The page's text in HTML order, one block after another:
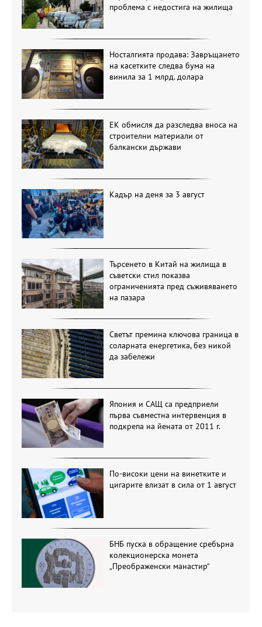
проблема с недостига на жилища
Носталгията продава: Завръщането
на касетките следва бума на
винила за 1 млрд. долара
ЕК обмисля да разследва вноса на
строителни материали от
балкански държави
Кадър на деня за 3 август
Търсенето в Китай на жилища в
съветски стил показва
ограниченията пред съживяването
на пазара
Светът премина ключова граница в
соларната енергетика, без никой
да забележи
Япония и САЩ са предприели
първа съвместна интервенция в
подкрепа на йената от 2011 г.
По-високи цени на винетките и
цигарите влизат в сила от 1 август
БНБ пуска в обращение сребърна
колекционерска монета
„Преображенски манастир“